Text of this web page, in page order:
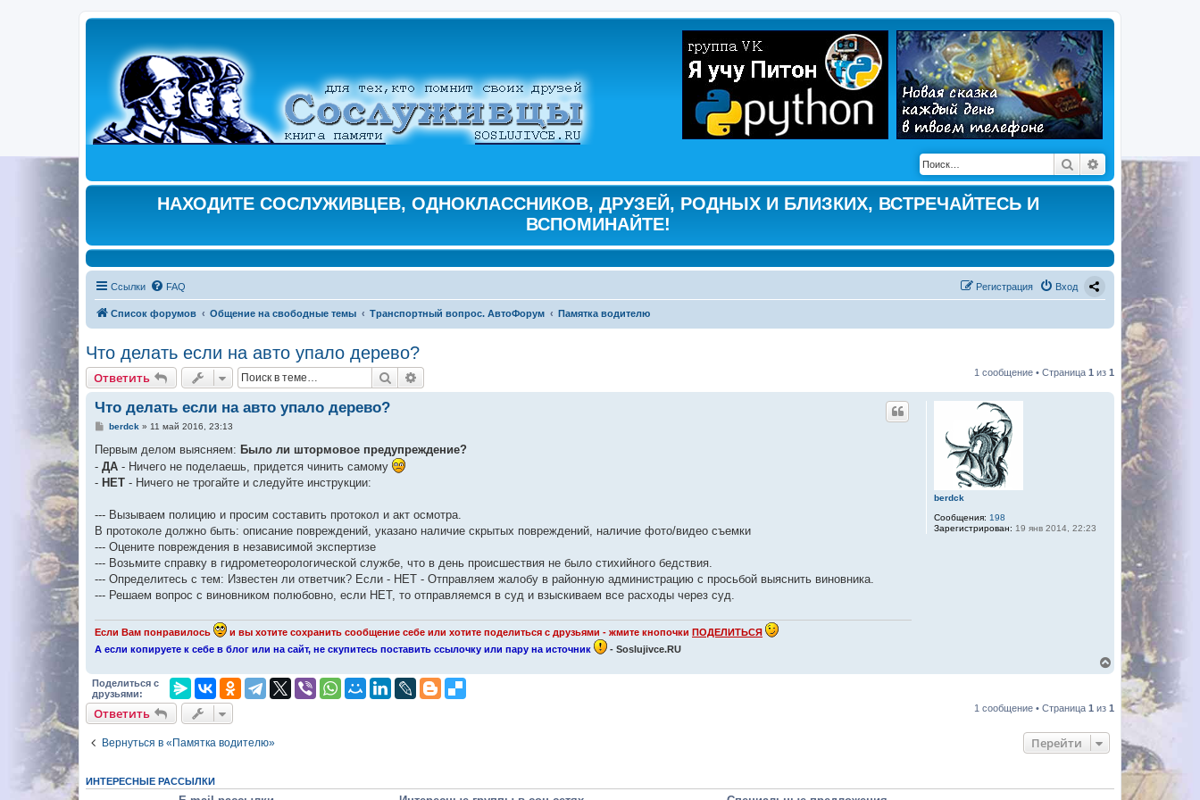
Поиск Расширенный
НАХОДИТЕ СОСЛУЖИВЦЕВ, ОДНОКЛАССНИКОВ, ДРУЗЕЙ, РОДНЫХ И БЛИЗКИХ, ВСТРЕЧАЙТЕСЬ И
ВСПОМИНАЙТЕ!
Ссылки FAQ Вход
Регистрация
Список форумов Общение на свободные темы Транспортный вопрос. АвтоФорум Памятка водителю
Что делать если на авто упало дерево?
Ответить Поиск 1 сообщение • Страница 1 из 1
berdck
Сообщения: 198
Зарегистрирован: 19 янв 2014, 22:23
Что делать если на авто упало дерево?
С
о
б
щ
е
н
е
berdck » 11 май 2016, 23:13
Первым делом выясняем: Было ли штормовое предупреждение?
- ДА - Ничего не поделаешь, придется чинить самому
- НЕТ - Ничего не трогайте и следуйте инструкции:
--- Вызываем полицию и просим составить протокол и акт осмотра.
В протоколе должно быть: описание повреждений, указано наличие скрытых повреждений, наличие фото/видео съемки
--- Оцените повреждения в независимой экспертизе
--- Возьмите справку в гидрометеорологической службе, что в день происшествия не было стихийного бедствия.
--- Определитесь с тем: Известен ли ответчик? Если - НЕТ - Отправляем жалобу в районную администрацию с просьбой выяснить виновника.
--- Решаем вопрос с виновником полюбовно, если НЕТ, то отправляемся в суд и взыскиваем все расходы через суд.
Если Вам понравилось и вы хотите сохранить сообщение себе или хотите поделиться с друзьями - жмите кнопочки ПОДЕЛИТЬСЯ
А если копируете к себе в блог или на сайт, не скупитесь поставить ссылочку или пару на источник
- Soslujivce.RU
у
н
Поделиться с
друзьями:
Ответить 1 сообщение • Страница 1 из 1
Вернуться в «Памятка водителю» Перейти
ИНТЕРЕСНЫЕ РАССЫЛКИ